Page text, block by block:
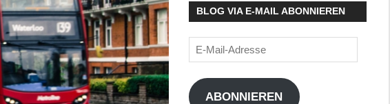
BLOG VIA E-MAIL ABONNIEREN
E-
Mail-
Adresse
ABONNIEREN